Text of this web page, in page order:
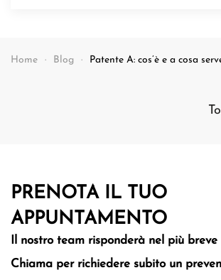
Home Blog Patente A: cos’è e a cosa
PRENOTA IL TUO
APPUNTAMENTO
Il nostro team risponderà nel più
Chiama per richiedere subito un